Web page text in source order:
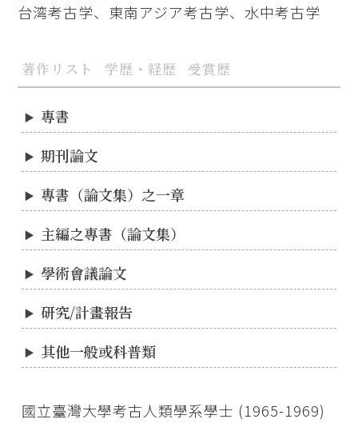
台湾考古学、東南アジア考古学、水中考古学
著作リスト 学歴・経歴 受賞歴
專書
期刊論文
專書（論文集）之一章
主編之專書（論文集）
學術會議論文
研究/計畫報告
其他一般或科普類
國立臺灣大學考古人類學系學士 (1965-1969)